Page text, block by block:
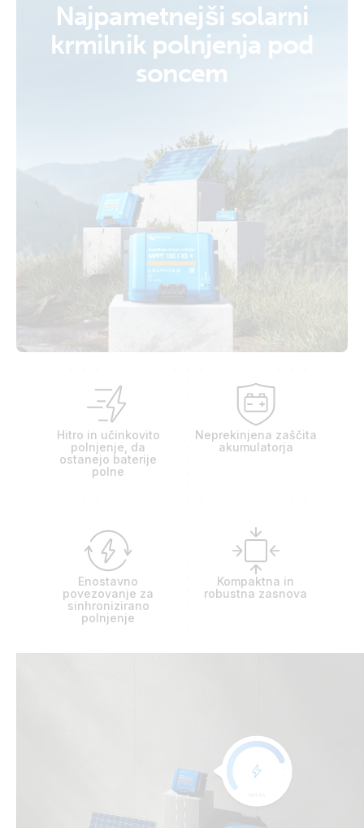
Najpametnejši solarni
krmilnik polnjenja pod
soncem
Hitro in učinkovito
polnjenje, da
ostanejo baterije
polne
Neprekinjena zaščita
akumulatorja
Enostavno
povezovanje za
sinhronizirano
polnjenje
Kompaktna in
robustna zasnova